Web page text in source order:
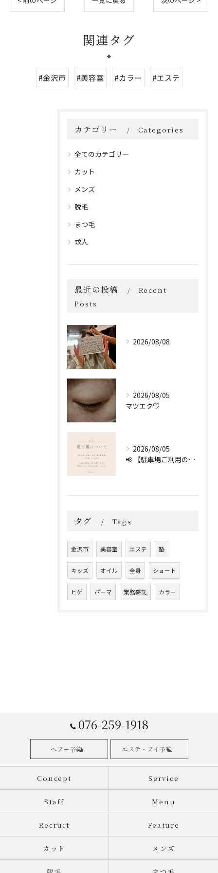
関連タグ
#金沢市 #美容室 #カラー #エステ
カテゴリー Categories
全てのカテゴリー
カット
メンズ
脱毛
まつ毛
求人
最近の投稿
Recent
Posts
2026/08/08
2026/08/05
マツエク♡
2026/08/05
📢 【駐車場ご利用のお願い】 🚗
タグ Tags
金沢市 美容室 エステ 塾
キッズ オイル 全身 ショート
ヒゲ パーマ 業務委託 カラー
076-259-1918
ヘアー予約 エステ・アイ予約
Concept Service
Staff Menu
Recruit Feature
カット メンズ